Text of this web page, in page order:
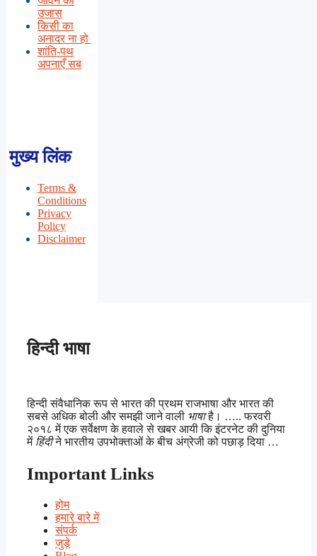
उजास
किसी का
अनादर ना हो
शांति-पथ
अपनाएँ सब
मुख्य लिंक
Terms &
Conditions
Privacy
Policy
Disclaimer
हिन्दी भाषा
हिन्दी संवैधानिक रूप से भारत की प्रथम राजभाषा और भारत की
सबसे अधिक बोली और समझी जाने वाली भाषाहै। ….. फरवरी
२०१८ में एक सर्वेक्षण के हवाले से खबर आयी कि इंटरनेट की दुनिया
में हिंदीने भारतीय उपभोक्ताओं के बीच अंग्रेजी को पछाड़ दिया …
Important Links
होम
हमारे बारे में
संपर्क
जुड़े